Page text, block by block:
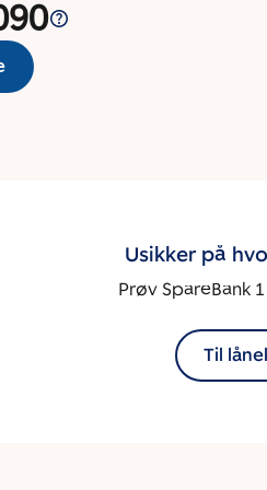
Usikker på
Prøv SpareBank
Til